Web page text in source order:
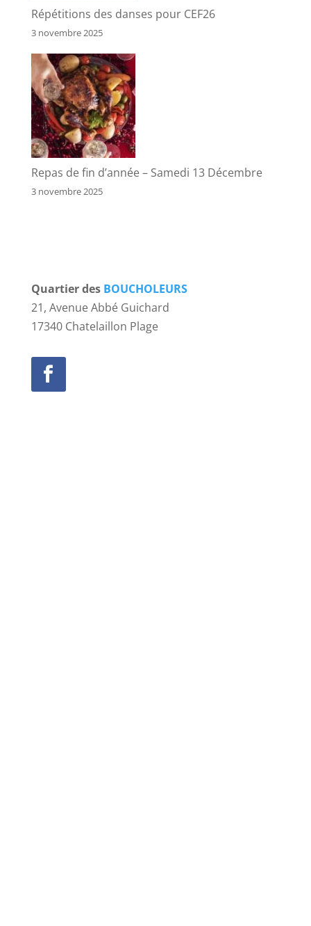
Répétitions des danses pour CEF26
3 novembre 2025
Repas de fin d’année – Samedi 13 Décembre
3 novembre 2025
Quartier des BOUCHOLEURS
21, Avenue Abbé Guichard
17340 Chatelaillon Plage